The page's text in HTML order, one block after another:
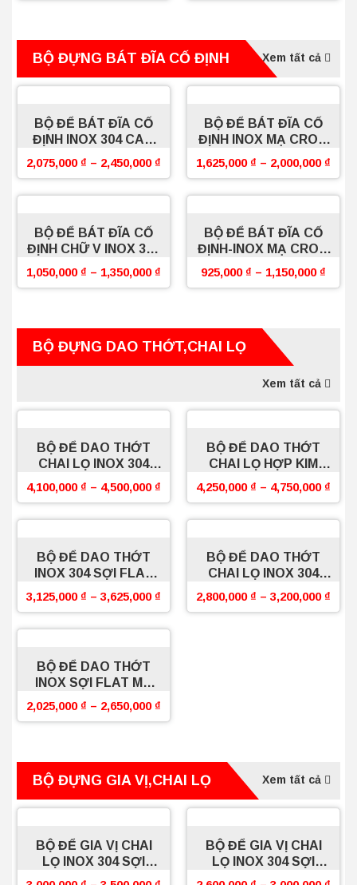
BỘ ĐỰNG BÁT ĐĨA CỐ ĐỊNH Xem tất cả
BỘ ĐỂ BÁT ĐĨA CỐ
ĐỊNH INOX 304 CAO
CẤP BOSSEU
2,075,000 ₫ – 2,450,000 ₫
BỘ ĐỂ BÁT ĐĨA CỐ
ĐỊNH INOX MẠ CROM
BOSSEU
1,625,000 ₫ – 2,000,000 ₫
BỘ ĐỂ BÁT ĐĨA CỐ
ĐỊNH CHỮ V INOX 304
CAO CẤP BOSSEU
1,050,000 ₫ – 1,350,000 ₫
BỘ ĐỂ BÁT ĐĨA CỐ
ĐỊNH-INOX MẠ CROM
CHỮ V
925,000 ₫ – 1,150,000 ₫
BỘ ĐỰNG DAO THỚT,CHAI LỌ
Xem tất cả
BỘ ĐỂ DAO THỚT
CHAI LỌ INOX 304
SỢI OVAL BOSSEU
4,100,000 ₫ – 4,500,000 ₫
BỘ ĐỂ DAO THỚT
CHAI LỌ HỢP KIM
NHÔM BOSSEU
4,250,000 ₫ – 4,750,000 ₫
BỘ ĐỂ DAO THỚT
INOX 304 SỢI FLAT
PRO BOSSEU
3,125,000 ₫ – 3,625,000 ₫
BỘ ĐỂ DAO THỚT
CHAI LỌ INOX 304
SỢI FLAT BOSSEU
2,800,000 ₫ – 3,200,000 ₫
BỘ ĐỂ DAO THỚT
INOX SỢI FLAT MẠ
CROM BOSSEU
2,025,000 ₫ – 2,650,000 ₫
BỘ ĐỰNG GIA VỊ,CHAI LỌ Xem tất cả
BỘ ĐỂ GIA VỊ CHAI
LỌ INOX 304 SỢI
FLAT PRO BOSSEU
BỘ ĐỂ GIA VỊ CHAI
LỌ INOX 304 SỢI
FLAT BOSSEU